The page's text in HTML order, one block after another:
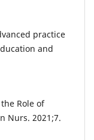
practice
and
Role of
Nurs. 2021;7.